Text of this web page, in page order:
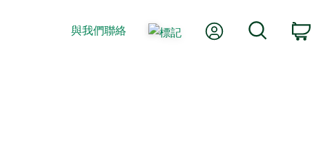
與我們聯絡 我的帳號